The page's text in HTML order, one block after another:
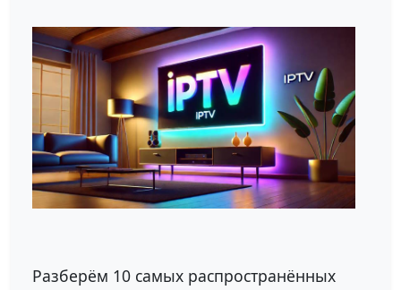
Разберём 10 самых распространённых